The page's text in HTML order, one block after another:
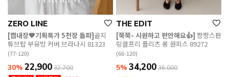
ZERO LINE
[캡내장🖤기획특가 5천장 돌파]골지
튜브탑 부유방 커버 브라나시 81323
(77-120)
30% 22,900 32,700
THE EDIT
[쭉쭉- 시원하고 편안해요👍] 짱짱스판
링클프리 플리츠 롱 원피스 89272
(66-120)
5% 34,200 36,000